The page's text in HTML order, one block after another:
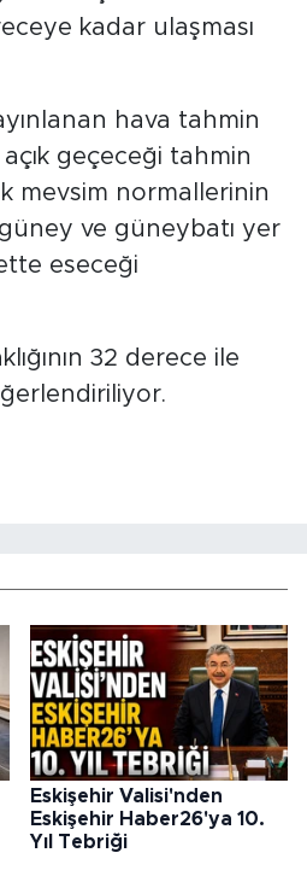
kadar ulaşması
hava tahmin
geçeceği tahmin
mevsim normallerinin
ve güneybatı yer
eseceği
32 derece ile
Eskişehir Valisi'nden
Eskişehir Haber26'ya 10.
Yıl Tebriği